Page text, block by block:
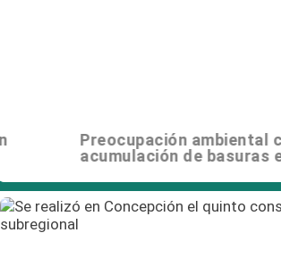
Cornare invierte $6.400 millones
ambiental en Rionegro
Preocupación ambiental crece
acumulación de basuras en vía